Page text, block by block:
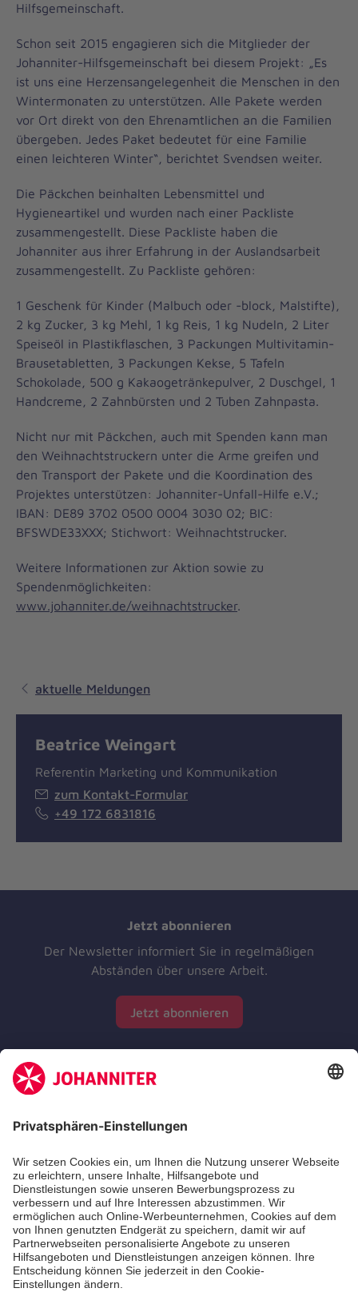
Hilfsgemeinschaft.
Schon seit 2015 engagieren sich die Mitglieder der
Johanniter-Hilfsgemeinschaft bei diesem Projekt: „Es
ist uns eine Herzensangelegenheit die Menschen in den
Wintermonaten zu unterstützen. Alle Pakete werden
vor Ort direkt von den Ehrenamtlichen an die Familien
übergeben. Jedes Paket bedeutet für eine Familie
einen leichteren Winter“, berichtet Svendsen weiter.
Die Päckchen beinhalten Lebensmittel und
Hygieneartikel und wurden nach einer Packliste
zusammengestellt. Diese Packliste haben die
Johanniter aus ihrer Erfahrung in der Auslandsarbeit
zusammengestellt. Zu Packliste gehören:
1 Geschenk für Kinder (Malbuch oder -block, Malstifte),
2 kg Zucker, 3 kg Mehl, 1 kg Reis, 1 kg Nudeln, 2 Liter
Speiseöl in Plastikflaschen, 3 Packungen Multivitamin-
Brausetabletten, 3 Packungen Kekse, 5 Tafeln
Schokolade, 500 g Kakaogetränkepulver, 2 Duschgel, 1
Handcreme, 2 Zahnbürsten und 2 Tuben Zahnpasta.
Nicht nur mit Päckchen, auch mit Spenden kann man
den Weihnachtstruckern unter die Arme greifen und
den Transport der Pakete und die Koordination des
Projektes unterstützen: Johanniter-Unfall-Hilfe e.V.;
IBAN: DE89 3702 0500 0004 3030 02; BIC:
BFSWDE33XXX; Stichwort: Weihnachtstrucker.
Weitere Informationen zur Aktion sowie zu
Spendenmöglichkeiten:
www.johanniter.de/weihnachtstrucker.
aktuelle Meldungen
Beatrice Weingart
Referentin Marketing und Kommunikation
zum Kontakt-Formular
+49 172 6831816
Jetzt abonnieren
Der Newsletter informiert Sie in regelmäßigen
Abständen über unsere Arbeit.
Jetzt abonnieren
Zertifizierung der Johanniter-Unfall-Hilfe e.V.
Die Johanniter GmbH führt das Spendenzertifikat
des Deutschen Spendenrats e.V.